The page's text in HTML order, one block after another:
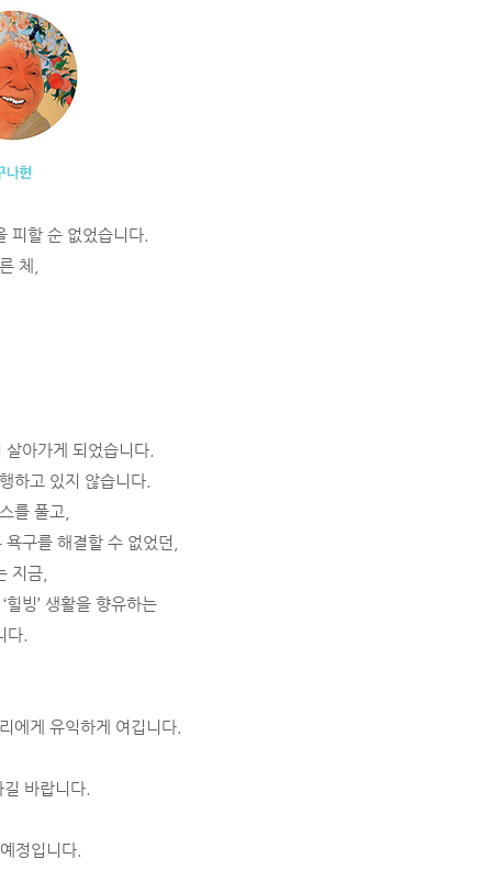
피할 순 없었습니다.
체,
아가게 되었습니다.
하고 있지 않습니다.
를 풀고,
구를 해결할 수 없었던,
지금,
빙’ 생활을 향유하는
다.
에게 유익하게 여깁니다.
바랍니다.
정입니다.